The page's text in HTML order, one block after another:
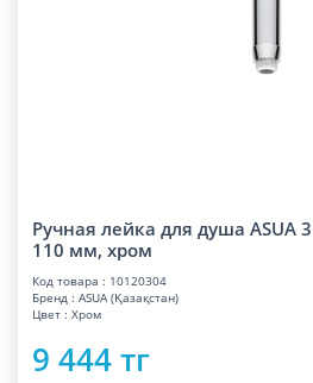
Ручная лейка для душа
110 мм, хром
Код товара : 10120304
Бренд : ASUA (Қазақстан)
Цвет : Хром
9 444 тг